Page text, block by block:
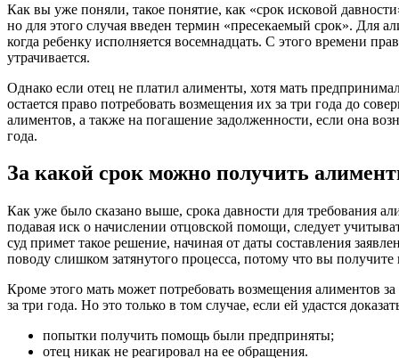
Как вы уже поняли, такое понятие, как «срок исковой
но для этого случая введен термин «пресекаемый срок». Для
когда ребенку исполняется восемнадцать. С этого времени
утрачивается.
Однако если отец не платил алименты, хотя мать
остается право потребовать возмещения их за три года до
алиментов, а также на погашение задолженности, если она
года.
За какой срок можно получить
Как уже было сказано выше, срока давности для требования
подавая иск о начислении отцовской помощи, следует
суд примет такое решение, начиная от даты составления
поводу слишком затянутого процесса, потому что вы получите
Кроме этого мать может потребовать возмещения алиментов
за три года. Но это только в том случае, если ей удастся
попытки получить помощь были предприняты;
отец никак не реагировал на ее обращения.